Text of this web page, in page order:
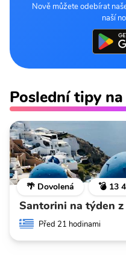
Nově můžete odebírat
naší
Poslední tipy
🌴 Dovolená 💣 13
Santorini na týden
Před 21 hodinami